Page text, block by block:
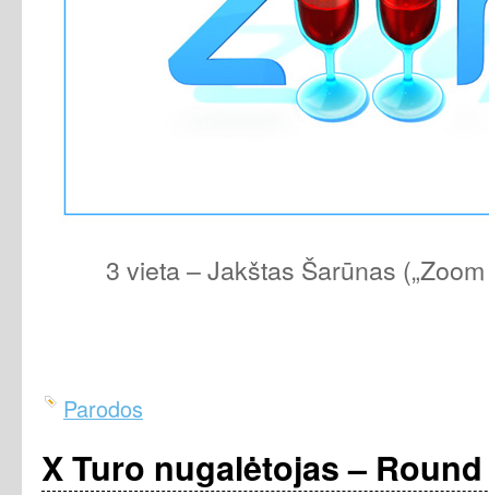
3 vieta – Jakštas Šarūnas
Parodos
X Turo nugalėtojas –